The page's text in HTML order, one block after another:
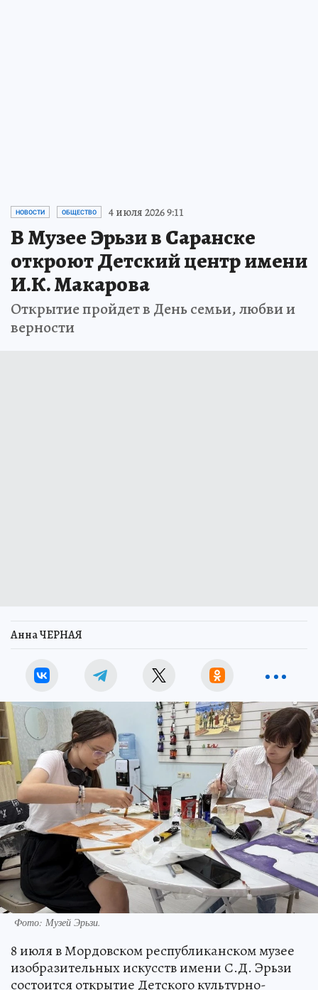
НОВОСТИ ОБЩЕСТВО 4 июля 2026 9:11
В Музее Эрьзи в Саранске
откроют Детский центр имени
И.К. Макарова
Открытие пройдет в День семьи, любви и
верности
Анна ЧЕРНАЯ
Фото: Музей Эрьзи.
8 июля в Мордовском республиканском музее
изобразительных искусств имени С.Д. Эрьзи
состоится открытие Детского культурно-